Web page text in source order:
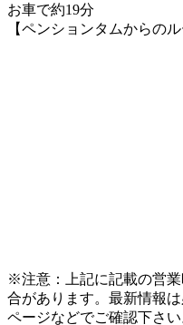
お車で約19分
【ペンションタムからのル
※注意：上記に記載の営
合があります。最新情報
ページなどでご確認下さい